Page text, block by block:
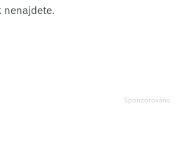
nenajdete.